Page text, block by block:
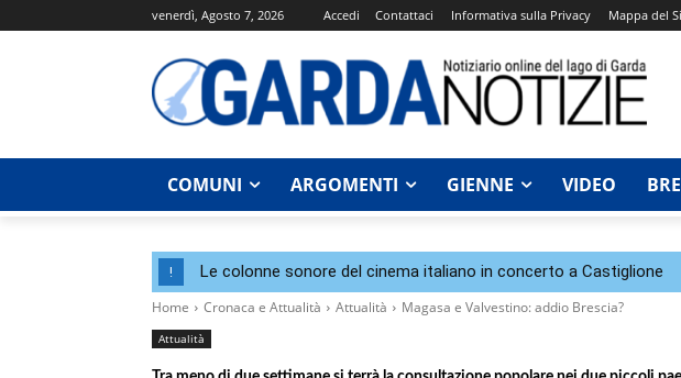
venerdì, Agosto 7, 2026 Accedi Contattaci Informativa sulla Privacy Mappa del
COMUNI ARGOMENTI GIENNE VIDEO
! Le colonne sonore del cinema italiano in concerto a Castiglione
Home Cronaca e Attualità Attualità Magasa e Valvestino: addio Brescia?
Attualità